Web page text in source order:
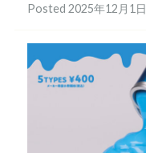
Posted 2025年12月1日